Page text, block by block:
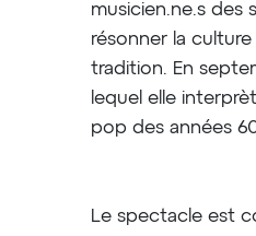
musicien.ne.s des
résonner la
tradition. En
lequel elle
pop des années
Le spectacle est